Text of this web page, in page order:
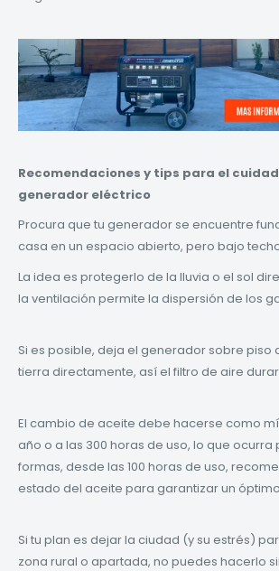
Recomendaciones y tips para el
generador eléctrico
Procura que tu generador se encuentre
casa en un espacio abierto, pero bajo
La idea es protegerlo de la lluvia o el sol
la ventilación permite la dispersión de los
Si es posible, deja el generador sobre piso
tierra directamente, así el filtro de aire
El cambio de aceite debe hacerse como
año o a las 300 horas de uso, lo que ocurra
formas, desde las 100 horas de uso,
estado del aceite para garantizar un
Si tu plan es dejar la ciudad (y su estrés)
zona rural o apartada, no puedes hacerlo